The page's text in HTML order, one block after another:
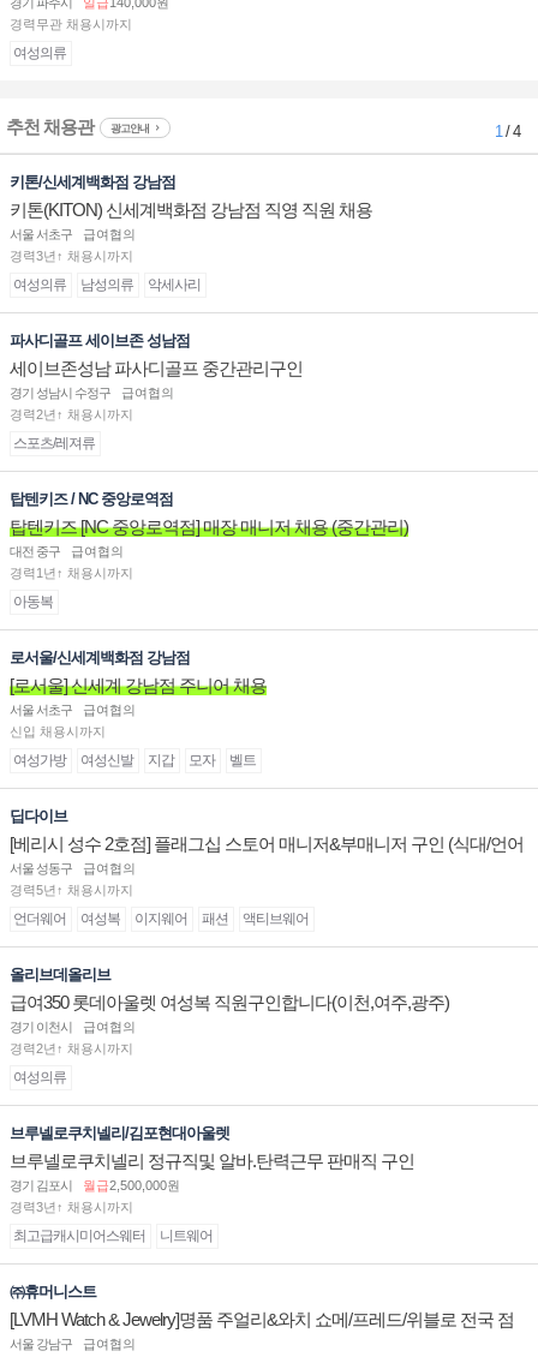
경력무관 채용시까지
여성의류
추천 채용관 광고안내 1/ 4
키톤/신세계백화점 강남점
키톤(KITON) 신세계백화점 강남점 직영 직원 채용
서울 서초구
급여협의
경력3년↑ 채용시까지
여성의류 남성의류 악세사리
파사디골프 세이브존 성남점
세이브존성남 파사디골프 중간관리구인
경기 성남시 수정구
급여협의
경력2년↑ 채용시까지
스포츠/레져류
탑텐키즈 / NC 중앙로역점
탑텐키즈 [NC 중앙로역점] 매장 매니저 채용 (중간관리)
대전 중구
급여협의
경력1년↑ 채용시까지
아동복
로서울/신세계백화점 강남점
[로서울] 신세계 강남점 주니어 채용
서울 서초구
급여협의
신입 채용시까지
여성가방 여성신발 지갑 모자 벨트
딥다이브
[베리시 성수 2호점] 플래그십 스토어 매니저&부매니저 구인 (식대/언어
수당 지급)
서울 성동구
급여협의
경력5년↑ 채용시까지
언더웨어 여성복 이지웨어 패션 액티브웨어
올리브데올리브
급여350 롯데아울렛 여성복 직원구인합니다(이천,여주,광주)
경기 이천시
급여협의
경력2년↑ 채용시까지
여성의류
브루넬로쿠치넬리/김포현대아울렛
브루넬로쿠치넬리 정규직및 알바.탄력근무 판매직 구인
경기 김포시 월급2,500,000원
경력3년↑ 채용시까지
최고급캐시미어스웨터 니트웨어
㈜휴머니스트
[LVMH Watch & Jewelry]명품 주얼리&와치 쇼메/프레드/위블로 전국 점
장/부점장/판매사원 채용
서울 강남구
급여협의